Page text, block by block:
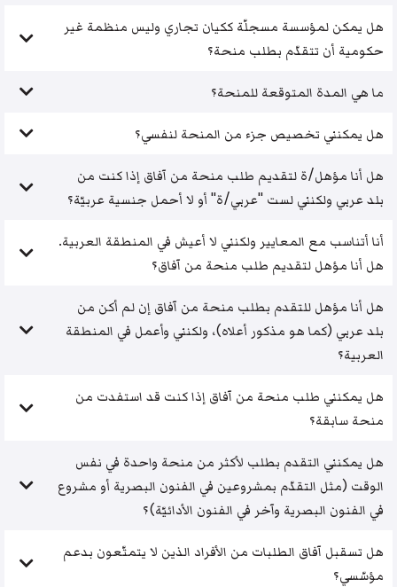
هل يمكن لمؤسسة مسجلّة ككيان تجاري وليس منظمة غير
حكومية أن تتقدّم بطلب منحة؟
ما هي المدة المتوقعة للمنحة؟
هل يمكنني تخصيص جزء من المنحة لنفسي؟
هل أنا مؤهل/ة لتقديم طلب منحة من آفاق إذا كنت من
بلد عربي ولكنني لست "عربي/ة" أو لا أحمل جنسية عربيّة؟
أنا أتناسب مع المعايير ولكنني لا أعيش في المنطقة العربية.
هل أنا مؤهل لتقديم طلب منحة من آفاق؟
هل أنا مؤهل للتقدم بطلب منحة من آفاق إن لم أكن من
بلد عربي (كما هو مذكور أعلاه)، ولكنني وأعمل في المنطقة
العربية؟
هل يمكنني طلب منحة من آفاق إذا كنت قد استفدت من
منحة سابقة؟
هل يمكنني التقدم بطلب لأكثر من منحة واحدة في نفس
الوقت (مثل التقدّم بمشروعين في الفنون البصرية أو مشروع
في الفنون البصرية وآخر في الفنون الأدائيّة)؟
هل تسقبل آفاق الطلبات من الأفراد الذين لا يتمتّعون بدعم
مؤسّسي؟